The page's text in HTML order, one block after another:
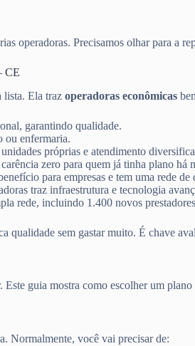
operadoras. Precisamos olhar para a
CE
lista. Ela traz operadoras econômicas
garantindo qualidade.
ou enfermaria.
próprias e atendimento
zero para quem já tinha plano há
para empresas e tem uma rede de
traz infraestrutura e tecnologia
rede, incluindo 1.400 novos
qualidade sem gastar muito. É chave
guia mostra como escolher um
Normalmente, você vai precisar de: